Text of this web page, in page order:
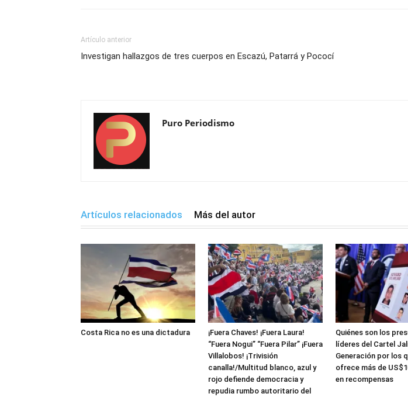
Artículo anterior
Investigan hallazgos de tres cuerpos en Escazú, Patarrá y Pococí
Puro Periodismo
Artículos relacionados Más del autor
Costa Rica no es una dictadura
¡Fuera Chaves! ¡Fuera Laura!
“Fuera Nogui” “Fuera Pilar” ¡Fuera
Villalobos! ¡Trivisión
canalla!/Multitud blanco, azul y
rojo defiende democracia y
repudia rumbo autoritario del
Quiénes son los
líderes del Cartel
Generación por los
ofrece más de
en recompensas